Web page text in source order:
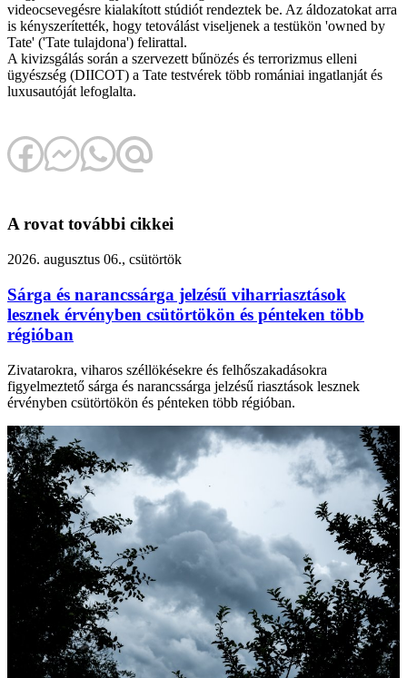
videocsevegésre kialakított stúdiót rendeztek be. Az áldozatokat arra
is kényszerítették, hogy tetoválást viseljenek a testükön 'owned by
Tate' ('Tate tulajdona') felirattal.
A kivizsgálás során a szervezett bűnözés és terrorizmus elleni
ügyészség (DIICOT) a Tate testvérek több romániai ingatlanját és
luxusautóját lefoglalta.
A rovat további cikkei
2026. augusztus 06., csütörtök
Sárga és narancssárga jelzésű viharriasztások
lesznek érvényben csütörtökön és pénteken több
régióban
Zivatarokra, viharos széllökésekre és felhőszakadásokra
figyelmeztető sárga és narancssárga jelzésű riasztások lesznek
érvényben csütörtökön és pénteken több régióban.